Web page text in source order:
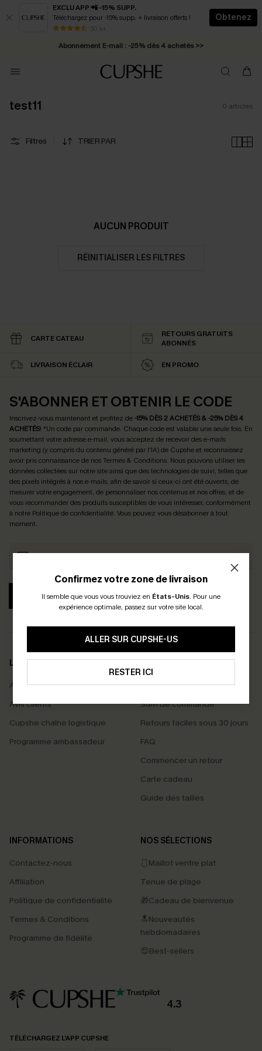
EXCLU APP 📲 -15% SUPP.
Téléchargez pour -15% supp. + livraison offerts !
50 k+
Obtenez
* Livraison éclair 2-3 jours ouvrés >>
Abonnement E-mail : -25% dès 4 achetés >>
test11 0 articles
Filtres TRIER PAR
AUCUN PRODUIT
RÉINITIALISER LES FILTRES
Confirmez votre zone de livraison
Il semble que vous vous trouviez en États-Unis. Pour une
expérience optimale, passez sur votre site local.
ALLER SUR CUPSHE-US
RESTER ICI
CARTE CATEAU
RETOURS GRATUITS
ABONNÉS
LIVRAISON ÉCLAIR EN PROMO
S'ABONNER ET OBTENIR LE CODE
Inscrivez-vous maintenant et profitez de -15% DÈS 2 ACHETÉS & -25% DÈS 4
ACHETÉS! *Un code par commande. Chaque code est valable une seule fois. En
soumettant votre adresse e-mail, vous acceptez de recevoir des e-mails
marketing (y compris du contenu généré par l'IA) de Cupshe et reconnaissez
avoir pris connaissance de nosTermes & Conditions. Nous pouvons utiliser les
données collectées sur notre site ainsi que des technologies de suivi, telles que
des pixels intégrés à nos e-mails, afin de savoir si ceux-ci ont été ouverts, de
mesurer votre engagement, de personnaliser nos contenus et nos offres, et de
vous recommander des produits susceptibles de vous intéresser, conformément
à notre Politique de confidentialité. Vous pouvez vous désabonner à tout
moment.
S'ABONNER
LA MARQUE
À propos de nous
Avis clients
Cupshe chaîne logistique
Programme ambassadeur
SERVICES
Livraison offerte dès 55 €
Suivi de commande
Retours faciles sous 30 jours
FAQ
Commencer un retour
Carte cadeau
Guide des tailles
INFORMATIONS
Contactez-nous
Affiliation
Politique de confidentialité
Termes & Conditions
Programme de fidélité
NOS SÉLECTIONS
🩱Maillot ventre plat
Tenue de plage
🎁Cadeau de bienvenue
🔝Nouveautés
hebdomadaires
😍Best-sellers
4.3
TÉLÉCHARGEZ L’APP CUPSHE
PROFITEZ DE -15%